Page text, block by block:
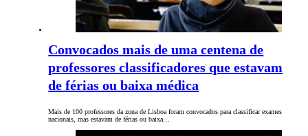
Convocados mais de uma centena de
professores classificadores que estavam
de férias ou baixa médica
Mais de 100 professores da zona de Lisboa foram convocados para classificar exames
nacionais, mas estavam de férias ou baixa…